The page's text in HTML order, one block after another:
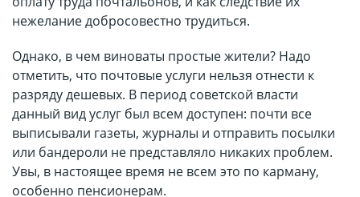
нежелание добросовестно трудиться.
Однако, в чем виноваты простые жители? Надо
отметить, что почтовые услуги нельзя отнести к
разряду дешевых. В период советской власти
данный вид услуг был всем доступен: почти все
выписывали газеты, журналы и отправить посылки
или бандероли не представляло никаких проблем.
Увы, в настоящее время не всем это по карману,
особенно пенсионерам.